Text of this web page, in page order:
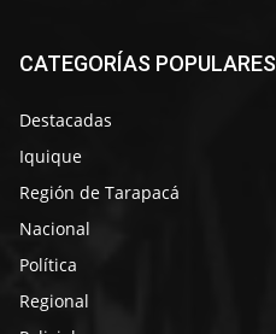
CATEGORÍAS POPULARES
Destacadas
Iquique
Región de Tarapacá
Nacional
Política
Regional